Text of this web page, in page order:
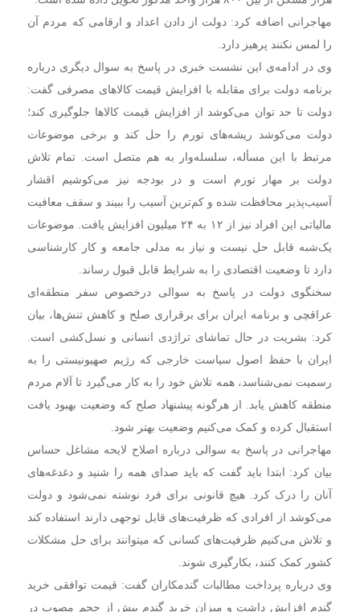
مهاجرانی اضافه کرد: دولت از دادن اعداد و ارقامی که مردم آن
را لمس نکنند پرهیز دارد.
وی در ادامه‌ی این نشست خبری در پاسخ به سوال دیگری درباره
برنامه دولت برای مقابله با افزایش قیمت کالاهای مصرفی گفت:
دولت تا حد توان می‌کوشد از افزایش قیمت کالاها جلوگیری کند؛
دولت می‌کوشد ریشه‌های تورم را حل کند و برخی موضوعات
مرتبط با این مسأله، سلسله‌وار به هم متصل است. تمام تلاش
دولت بر مهار تورم است و در بودجه نیز می‌کوشیم اقشار
آسیب‌پذیر محافظت شده و کم‌ترین آسیب را ببیند و سقف معافیت
مالیاتی این افراد نیز از ۱۲ به ۲۴ میلیون افزایش یافت. موضوعات
یک‌شبه قابل حل نیست و نیاز به مدلی جامعه و کار کارشناسی
دارد تا وضعیت اقتصادی را به شرایط قابل قبول رساند.
سخنگوی دولت در پاسخ به سوالی درخصوص سفر منطقه‌ای
عراقچی و برنامه ایران برای برقراری صلح و کاهش تنش‌ها، بیان
کرد: بشریت در حال تماشای تراژدی انسانی و نسل‌کشی است.
ایران با حفظ اصول سیاست خارجی که رژیم صهیونیستی را به
رسمیت نمی‌شناسد، همه تلاش خود را به کار می‌گیرد تا آلام مردم
منطقه کاهش یابد. از هرگونه پیشنهاد صلح که وضعیت بهبود یافت
استقبال کرده و کمک می‌کنیم وضعیت بهتر شود.
مهاجرانی در پاسخ به سوالی درباره اصلاح لایحه مشاغل حساس
بیان کرد: ابتدا باید گفت که باید صدای همه را شنید و دغدغه‌های
آنان را درک کرد. هیچ قانونی برای فرد نوشته نمی‌شود و دولت
می‌کوشد از افرادی که ظرفیت‌های قابل توجهی دارند استفاده کند
و تلاش می‌کنیم ظرفیت‌های کسانی که میتوانند برای حل مشکلات
کشور کمک کنند، بکارگیری شوند.
وی درباره پرداخت مطالبات گندمکاران گفت: قیمت توافقی خرید
گندم افزایش داشت و میزان خرید گندم بیش از حجم مصوب در